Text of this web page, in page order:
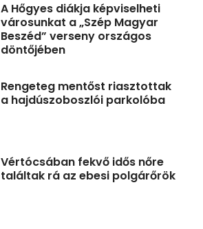
A Hőgyes diákja képviselheti
városunkat a „Szép Magyar
Beszéd” verseny országos
döntőjében
Rengeteg mentőst riasztottak
a hajdúszoboszlói parkolóba
Vértócsában fekvő idős nőre
találtak rá az ebesi polgárőrök